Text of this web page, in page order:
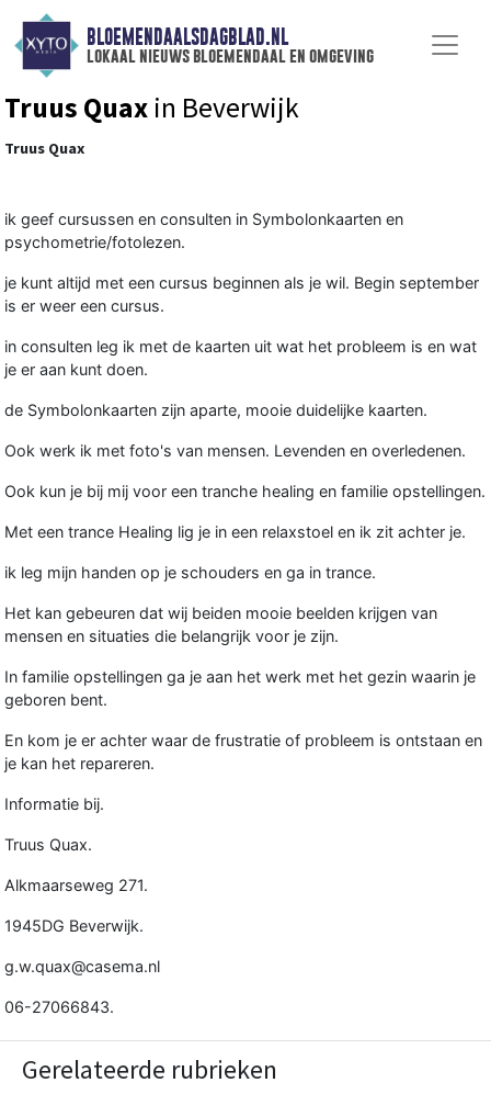
BLOEMENDAALSDAGBLAD.NL
lokaal nieuws bloemendaal en omgeving
Truus Quax in Beverwijk
Truus Quax
ik geef cursussen en consulten in Symbolonkaarten en
psychometrie/fotolezen.
je kunt altijd met een cursus beginnen als je wil. Begin september
is er weer een cursus.
in consulten leg ik met de kaarten uit wat het probleem is en wat
je er aan kunt doen.
de Symbolonkaarten zijn aparte, mooie duidelijke kaarten.
Ook werk ik met foto's van mensen. Levenden en overledenen.
Ook kun je bij mij voor een tranche healing en familie opstellingen.
Met een trance Healing lig je in een relaxstoel en ik zit achter je.
ik leg mijn handen op je schouders en ga in trance.
Het kan gebeuren dat wij beiden mooie beelden krijgen van
mensen en situaties die belangrijk voor je zijn.
In familie opstellingen ga je aan het werk met het gezin waarin je
geboren bent.
En kom je er achter waar de frustratie of probleem is ontstaan en
je kan het repareren.
Informatie bij.
Truus Quax.
Alkmaarseweg 271.
1945DG Beverwijk.
g.w.quax@casema.nl
06-27066843.
Gerelateerde rubrieken